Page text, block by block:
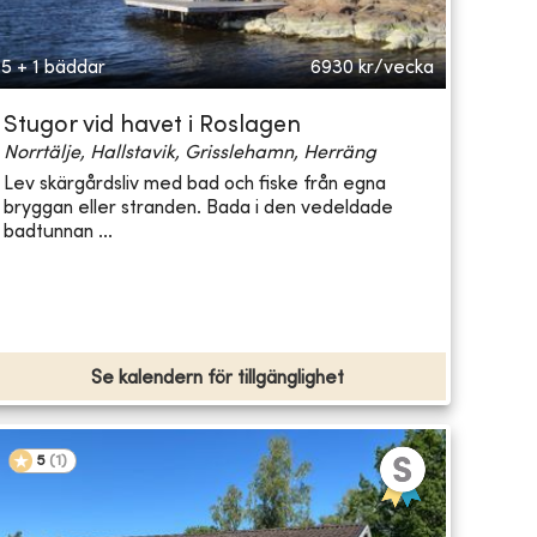
5 + 1 bäddar 6930 kr/vecka
Stugor vid havet i Roslagen
Norrtälje, Hallstavik, Grisslehamn, Herräng
Lev skärgårdsliv med bad och fiske från egna
bryggan eller stranden. Bada i den vedeldade
badtunnan ...
Se kalendern för tillgänglighet
5 (1 )